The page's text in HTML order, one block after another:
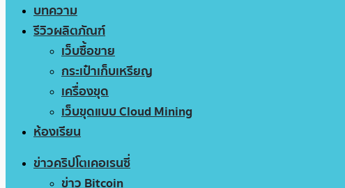
บทความ
รีวิวผลิตภัณฑ์
เว็บซื้อขาย
กระเป๋าเก็บเหรียญ
เครื่องขุด
เว็บขุดแบบ Cloud Mining
ห้องเรียน
ข่าวคริปโตเคอเรนซี่
ข่าว Bitcoin